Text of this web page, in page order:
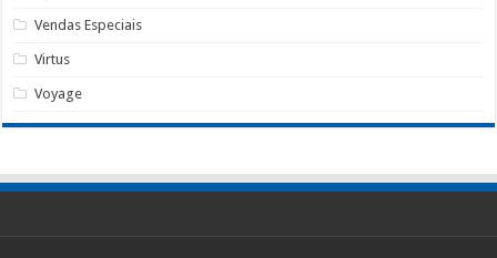
Vendas Especiais
Virtus
Voyage